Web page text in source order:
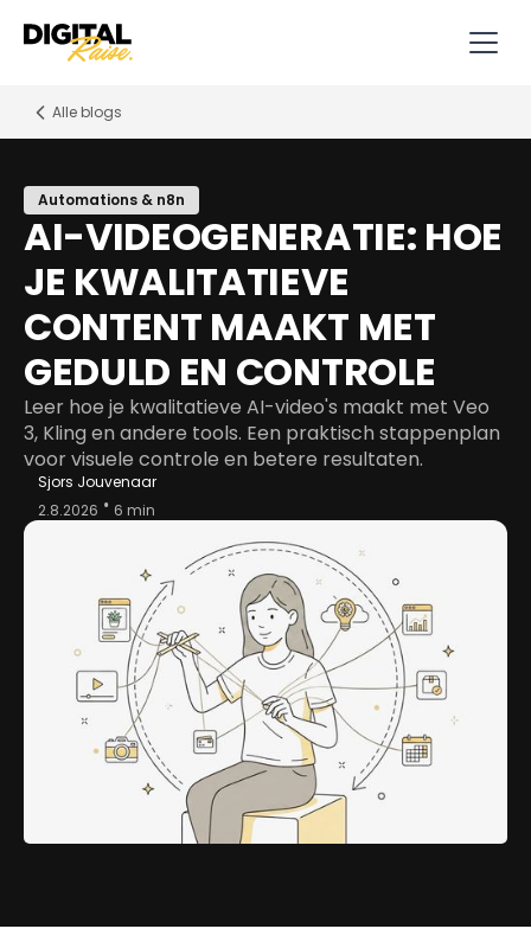
Alle blogs
Automations & n8n
AI-VIDEOGENERATIE: HOE
JE KWALITATIEVE
CONTENT MAAKT MET
GEDULD EN CONTROLE
Leer hoe je kwalitatieve AI-video's maakt met Veo
3, Kling en andere tools. Een praktisch stappenplan
voor visuele controle en betere resultaten.
Sjors Jouvenaar
2.8.2026 • 6 min